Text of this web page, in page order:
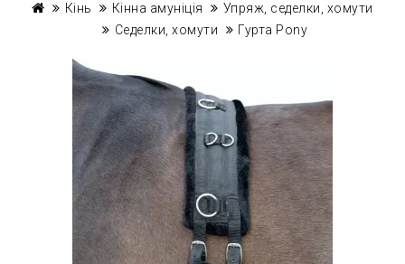
Кінь Кінна амуніція
Упряж, седелки, хомути
Седелки, хомути
Гурта Pony